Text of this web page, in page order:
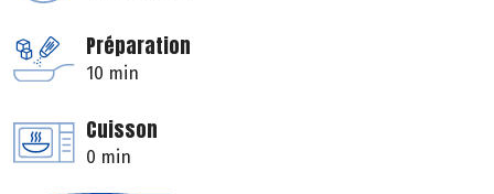
Préparation
10 min
Cuisson
0 min